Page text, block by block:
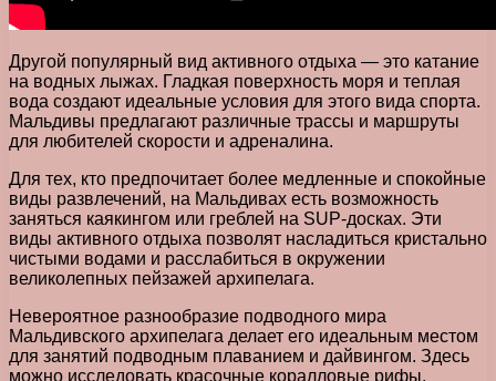
Другой популярный вид активного отдыха — это катание
на водных лыжах. Гладкая поверхность моря и теплая
вода создают идеальные условия для этого вида спорта.
Мальдивы предлагают различные трассы и маршруты
для любителей скорости и адреналина.
Для тех, кто предпочитает более медленные и спокойные
виды развлечений, на Мальдивах есть возможность
заняться каякингом или греблей на SUP-досках. Эти
виды активного отдыха позволят насладиться кристально
чистыми водами и расслабиться в окружении
великолепных пейзажей архипелага.
Невероятное разнообразие подводного мира
Мальдивского архипелага делает его идеальным местом
для занятий подводным плаванием и дайвингом. Здесь
можно исследовать красочные коралловые рифы,